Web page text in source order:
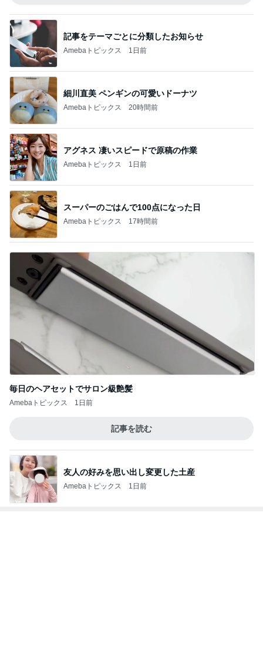
記事をテーマごとに分類したお知らせ
Amebaトピックス 1日前
細川直美 ペンギンの可愛いドーナツ
Amebaトピックス 20時間前
アグネス 凄いスピードで原稿の作業
Amebaトピックス 1日前
スーパーのごはんで100点になった日
Amebaトピックス 17時間前
毎日のヘアセットでサロン級艶髪
Amebaトピックス 1日前
記事を読む
友人の好みを思い出し変更した土産
Amebaトピックス 1日前